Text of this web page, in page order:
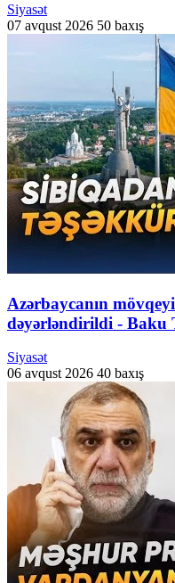
Siyasət
07 avqust 2026 50 baxış
Azərbaycanın
dəyərləndirildi - Baku
Siyasət
06 avqust 2026 40 baxış